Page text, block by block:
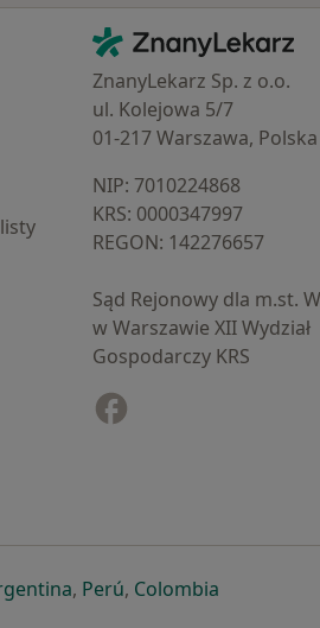
Kontakt
ZnanyLekarz - Strona główna
ZnanyLekarz Sp. z o.o.
ul. Kolejowa 5/7
01-217 Warszawa, Polska
NIP: ⁠7010224868
KRS: ⁠0000347997
REGON: ⁠142276657
Sąd Rejonowy dla m.st.
w Warszawie XII Wydział
Gospodarczy KRS
karcie
w nowej karcie
się w nowej karcie
otwiera się w nowej karcie
, Perúotwiera się w nowej
, Colombiaotwiera się